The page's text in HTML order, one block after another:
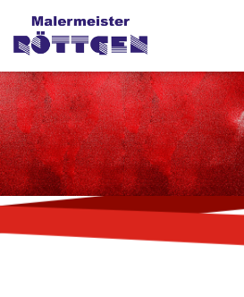
Zum
Inhalt
springen